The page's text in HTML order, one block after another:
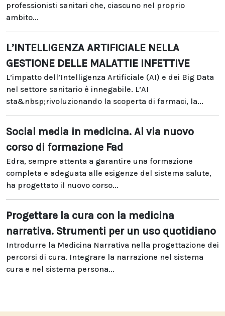
professionisti sanitari che, ciascuno nel proprio
ambito...
L’INTELLIGENZA ARTIFICIALE NELLA
GESTIONE DELLE MALATTIE INFETTIVE
L’impatto dell’Intelligenza Artificiale (AI) e dei Big Data
nel settore sanitario è innegabile. L’AI
sta&nbsp;rivoluzionando la scoperta di farmaci, la...
Social media in medicina. Al via nuovo
corso di formazione Fad
Edra, sempre attenta a garantire una formazione
completa e adeguata alle esigenze del sistema salute,
ha progettato il nuovo corso...
Progettare la cura con la medicina
narrativa. Strumenti per un uso quotidiano
Introdurre la Medicina Narrativa nella progettazione dei
percorsi di cura. Integrare la narrazione nel sistema
cura e nel sistema persona...